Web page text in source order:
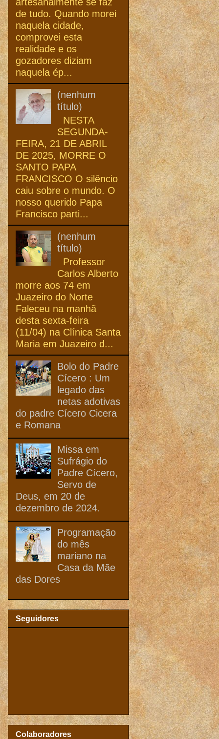
de tudo. Quando morei
naquela cidade,
comprovei esta
realidade e os
gozadores diziam
naquela ép...
(nenhum
título)
NESTA
SEGUNDA-
FEIRA, 21 DE ABRIL
DE 2025, MORRE O
SANTO PAPA
FRANCISCO O silêncio
caiu sobre o mundo. O
nosso querido Papa
Francisco parti...
(nenhum
título)
Professor
Carlos Alberto
morre aos 74 em
Juazeiro do Norte
Faleceu na manhã
desta sexta-feira
(11/04) na Clínica Santa
Maria em Juazeiro d...
Bolo do Padre
Cícero : Um
legado das
netas adotivas
do padre Cícero Cicera
e Romana
Missa em
Sufrágio do
Padre Cícero,
Servo de
Deus, em 20 de
dezembro de 2024.
Programação
do mês
mariano na
Casa da Mãe
das Dores
Seguidores
Colaboradores